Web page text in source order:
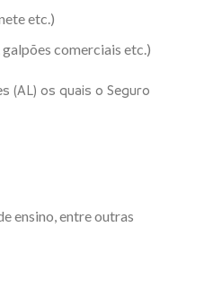
etc.)
comerciais etc.)
(AL) os quais o Seguro
ensino, entre outras